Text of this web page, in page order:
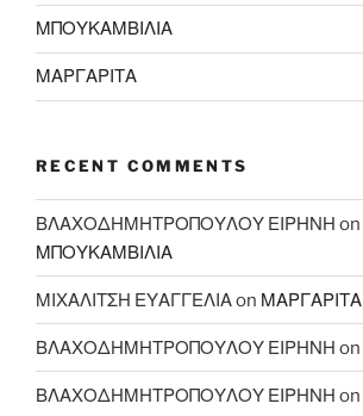
ΜΠΟΥΚΑΜΒΙΛΙΑ
ΜΑΡΓΑΡΙΤΑ
RECENT COMMENTS
ΒΛΑΧΟΔΗΜΗΤΡΟΠΟΥΛΟΥ ΕΙΡΗΝΗ on
ΜΠΟΥΚΑΜΒΙΛΙΑ
ΜΙΧΑΛΙΤΣΗ ΕΥΑΓΓΕΛΙΑon ΜΑΡΓΑΡΙΤΑ
ΒΛΑΧΟΔΗΜΗΤΡΟΠΟΥΛΟΥ ΕΙΡΗΝΗ on
ΒΛΑΧΟΔΗΜΗΤΡΟΠΟΥΛΟΥ ΕΙΡΗΝΗ on